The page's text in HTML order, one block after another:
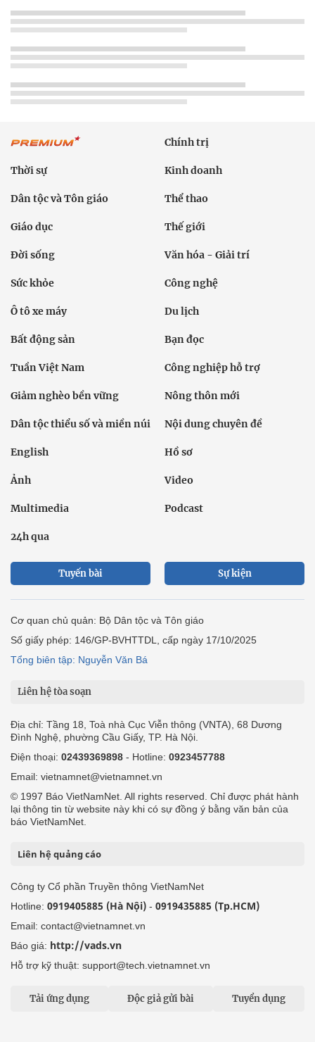
Chính trị
Thời sự Kinh doanh
Dân tộc và Tôn giáo Thể thao
Giáo dục Thế giới
Đời sống Văn hóa - Giải trí
Sức khỏe Công nghệ
Ô tô xe máy Du lịch
Bất động sản Bạn đọc
Tuần Việt Nam Công nghiệp hỗ trợ
Giảm nghèo bền vững Nông thôn mới
Dân tộc thiểu số và miền núi Nội dung chuyên đề
English Hồ sơ
Ảnh Video
Multimedia Podcast
24h qua
Tuyến bài Sự kiện
Cơ quan chủ quản: Bộ Dân tộc và Tôn giáo
Số giấy phép: 146/GP-BVHTTDL, cấp ngày 17/10/2025
Tổng biên tập: Nguyễn Văn Bá
Liên hệ tòa soạn
Địa chỉ: Tầng 18, Toà nhà Cục Viễn thông (VNTA), 68 Dương
Đình Nghệ, phường Cầu Giấy, TP. Hà Nội.
Điện thoại: 02439369898 - Hotline: 0923457788
Email: vietnamnet@vietnamnet.vn
© 1997 Báo VietNamNet. All rights reserved. Chỉ được phát hành
lại thông tin từ website này khi có sự đồng ý bằng văn bản của
báo VietNamNet.
Liên hệ quảng cáo
Công ty Cổ phần Truyền thông VietNamNet
Hotline: 0919405885 (Hà Nội) - 0919435885 (Tp.HCM)
Email: contact@vietnamnet.vn
Báo giá: http://vads.vn
Hỗ trợ kỹ thuật: support@tech.vietnamnet.vn
Tải ứng dụng Độc giả gửi bài Tuyển dụng